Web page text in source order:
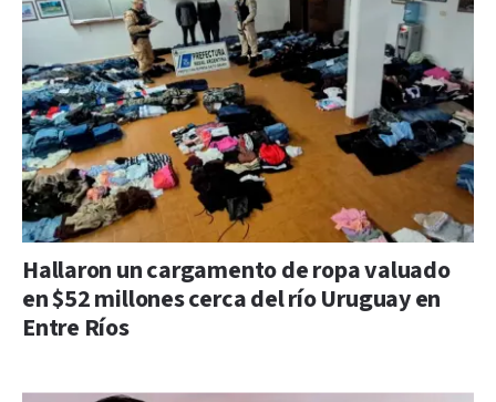
Hallaron un cargamento de ropa valuado
en $52 millones cerca del río Uruguay en
Entre Ríos